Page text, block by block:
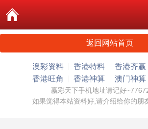
返回网站首页
澳彩资料 香港特料 香港齐赢
香港旺角
香港神算 澳门神算
赢彩天下手机地址请记好
如果觉得本站资料好,请介绍给你的朋